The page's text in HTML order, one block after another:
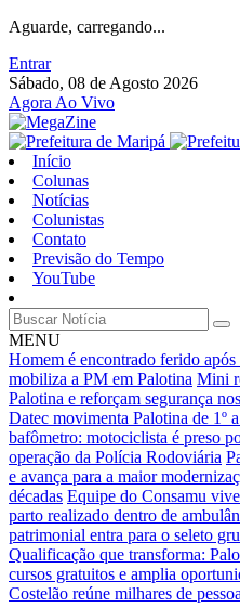
Aguarde, carregando...
Entrar
Sábado, 08 de Agosto 2026
Agora Ao Vivo
Início
Colunas
Notícias
Colunistas
Contato
Previsão do Tempo
YouTube
MENU
Homem é encontrado ferido
mobiliza a PM em Palotina Mini
Palotina e reforçam segurança
Datec movimenta Palotina de 1º
bafômetro: motociclista é preso
operação da Polícia Rodoviária
e avança para a maior
décadas Equipe do Consamu
parto realizado dentro de
patrimonial entra para o seleto
Qualificação que transforma:
cursos gratuitos e amplia
Costelão reúne milhares de